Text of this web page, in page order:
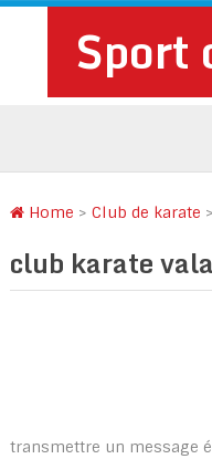
Sport
Home > Club de karate >
club karate
transmettre un message